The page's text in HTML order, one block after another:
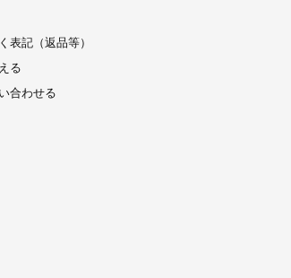
表記（返品等）
る
合わせる